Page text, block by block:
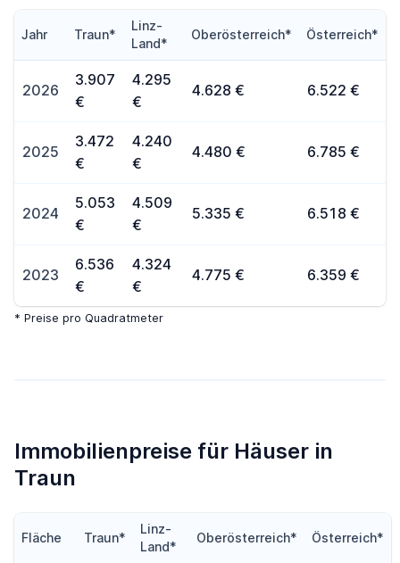
Jahr Traun*
Linz-
Land*
Oberösterreich* Österreich*
2026
3.907
€
4.295
€
4.628 € 6.522 €
2025
3.472
€
4.240
€
4.480 € 6.785 €
2024
5.053
€
4.509
€
5.335 € 6.518 €
2023
6.536
€
4.324
€
4.775 € 6.359 €
* Preise pro Quadratmeter
Immobilienpreise für Häuser in
Traun
Fläche Traun*
Linz-
Land*
Oberösterreich* Österreich*